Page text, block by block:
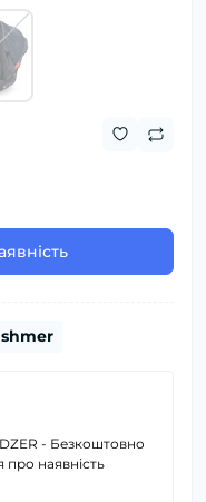
- Безкоштовно
про наявність